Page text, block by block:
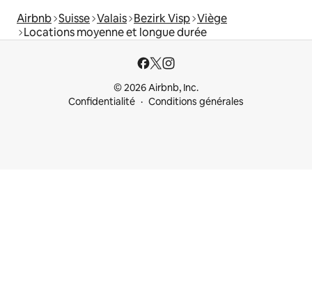
Airbnb Suisse Valais Bezirk Visp Viège
Locations moyenne et longue durée
© 2026 Airbnb, Inc.
Confidentialité
Conditions générales